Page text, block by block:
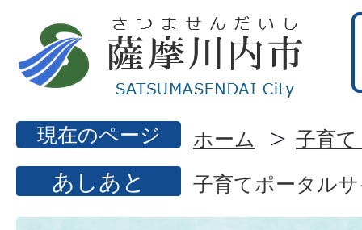
現在のページ ホーム 子育
あしあと 子育てポータル